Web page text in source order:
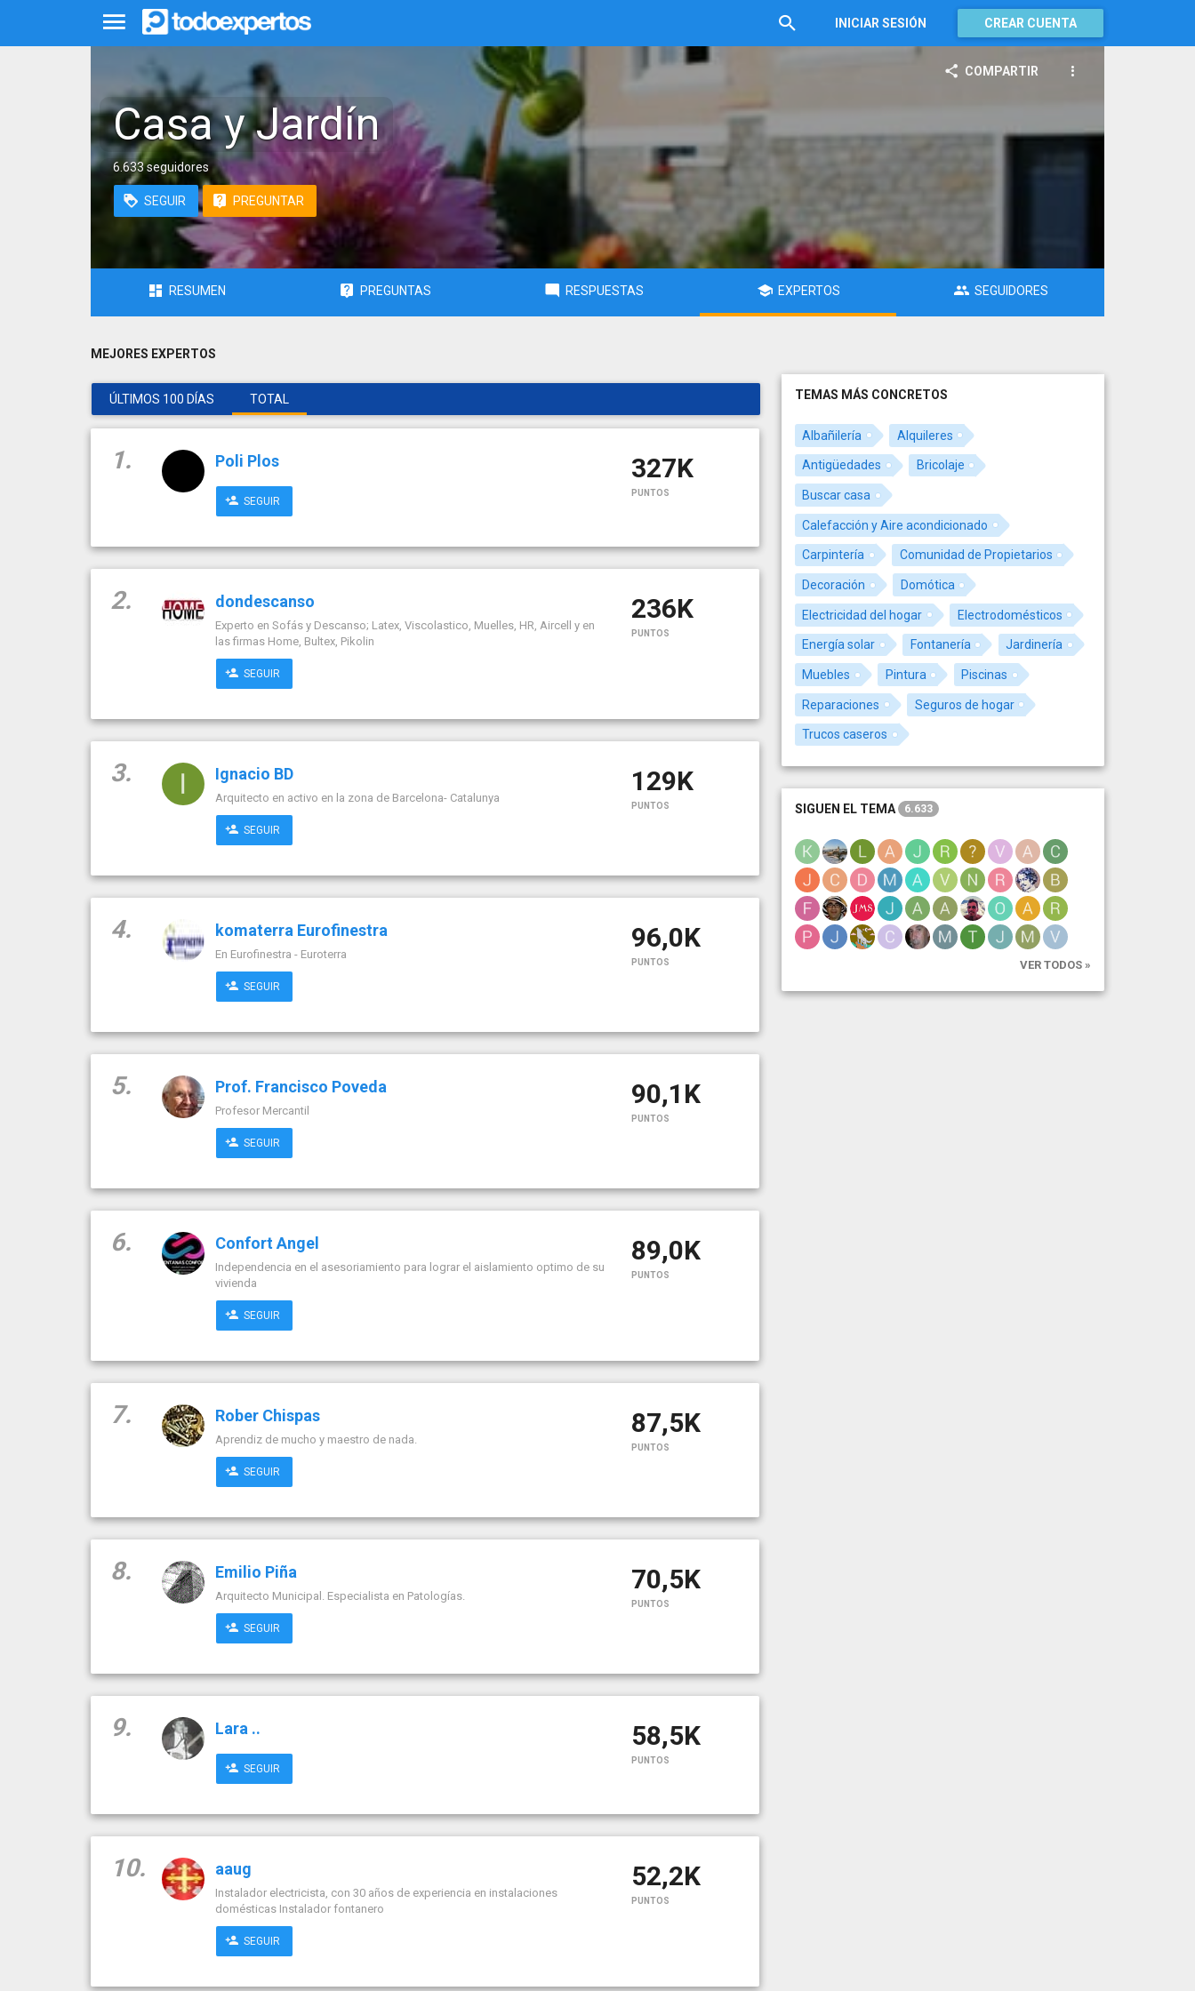
INICIAR SESIÓN CREAR CUENTA
COMPARTIR
Casa y Jardín
6.633 seguidores
SEGUIR PREGUNTAR
RESUMEN PREGUNTAS RESPUESTAS EXPERTOS SEGUIDORES
MEJORES EXPERTOS
ÚLTIMOS 100 DÍAS TOTAL
1. Poli Plos
SEGUIR
327K
PUNTOS
2. dondescanso
Experto en Sofás y Descanso; Latex, Viscolastico, Muelles, HR, Aircell y en
las firmas Home, Bultex, Pikolin
SEGUIR
236K
PUNTOS
3. Ignacio BD
Arquitecto en activo en la zona de Barcelona- Catalunya
SEGUIR
129K
PUNTOS
4. komaterra Eurofinestra
En Eurofinestra - Euroterra
SEGUIR
96,0K
PUNTOS
5. Prof. Francisco Poveda
Profesor Mercantil
SEGUIR
90,1K
PUNTOS
6. Confort Angel
Independencia en el asesoriamiento para lograr el aislamiento optimo de su
vivienda
SEGUIR
89,0K
PUNTOS
7. Rober Chispas
Aprendiz de mucho y maestro de nada.
SEGUIR
87,5K
PUNTOS
8. Emilio Piña
Arquitecto Municipal. Especialista en Patologías.
SEGUIR
70,5K
PUNTOS
9. Lara ..
SEGUIR
58,5K
PUNTOS
10. aaug
Instalador electricista, con 30 años de experiencia en instalaciones
domésticas Instalador fontanero
SEGUIR
52,2K
PUNTOS
TEMAS MÁS CONCRETOS
Albañilería Alquileres
Antigüedades Bricolaje
Buscar casa
Calefacción y Aire acondicionado
Carpintería Comunidad de Propietarios
Decoración Domótica
Electricidad del hogar Electrodomésticos
Energía solar Fontanería Jardinería
Muebles Pintura Piscinas
Reparaciones Seguros de hogar
Trucos caseros
SIGUEN EL TEMA 6.633
VER TODOS »